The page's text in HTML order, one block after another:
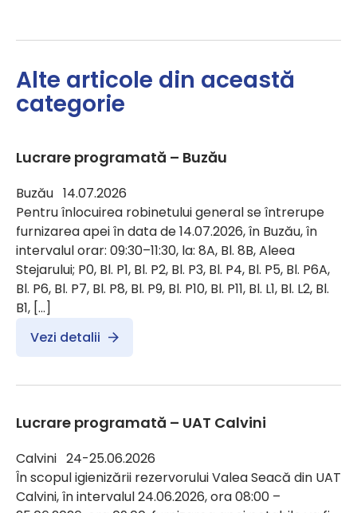
Alte articole din această
categorie
Lucrare programată – Buzău
Buzău 14.07.2026
Pentru înlocuirea robinetului general se întrerupe
furnizarea apei în data de 14.07.2026, în Buzău, în
intervalul orar: 09:30–11:30, la: 8A, Bl. 8B, Aleea
Stejarului; P0, Bl. P1, Bl. P2, Bl. P3, Bl. P4, Bl. P5, Bl. P6A,
Bl. P6, Bl. P7, Bl. P8, Bl. P9, Bl. P10, Bl. P11, Bl. L1, Bl. L2, Bl.
B1, […]
Vezi detalii
Lucrare programată – UAT Calvini
Calvini 24-25.06.2026
În scopul igienizării rezervorului Valea Seacă din UAT
Calvini, în intervalul 24.06.2026, ora 08:00 –